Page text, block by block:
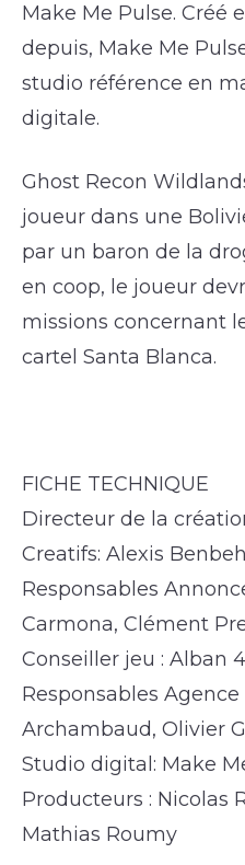
Make Me Pulse.
depuis, Make Me
studio référence en
digitale.
Ghost Recon
joueur dans une
par un baron de la
en coop, le joueur
missions concernant
cartel Santa Blanca.
FICHE TECHNIQUE
Directeur de la
Creatifs: Alexis
Responsables
Carmona, Clément
Conseiller jeu : Alban
Responsables Agence
Archambaud, Olivier
Studio digital: Make
Producteurs : Nicolas
Mathias Roumy